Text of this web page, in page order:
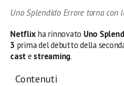
Uno Splendido Errore torna con
Netflixha rinnovato Uno
3 prima del debutto della
caste streaming.
Contenuti